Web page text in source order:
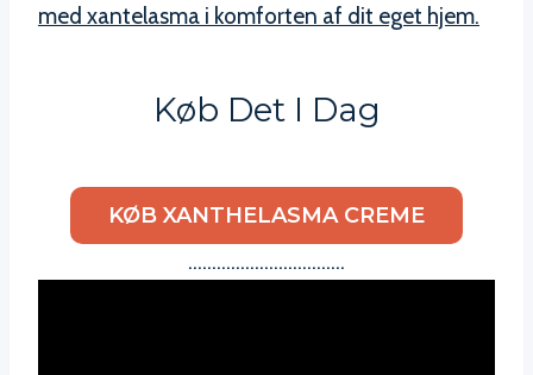
med xantelasma i komforten af dit eget hjem.
Køb Det I Dag
KØB XANTHELASMA CREME
……………………………